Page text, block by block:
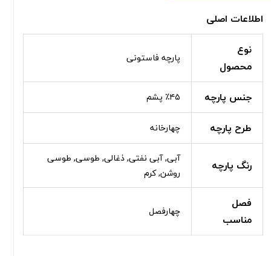
اطلاعات اصلی
نوع
محصول
پارچه فاستونی
جنس پارچه ٪۴۵ پشم
طرح پارچه چهارخانه
رنگ پارچه
آبی, آبی نفتی, ذغالی, طوسی, طوسی
روشن, کرم
فصل
مناسب
چهارفصل